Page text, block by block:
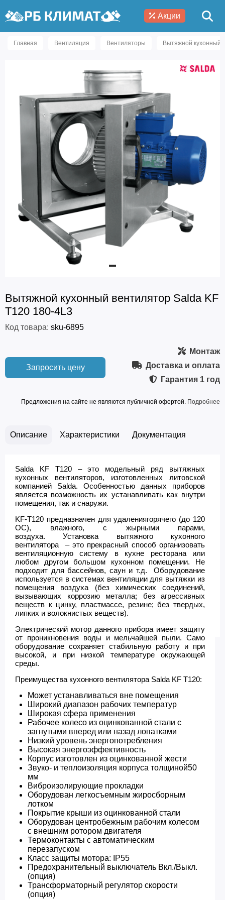
Акции
Главная Вентиляция Вентиляторы Вытяжной кухонный
Вытяжной кухонный вентилятор Salda KF
T120 180-4L3
Код товара: sku-6895
Запросить цену
Монтаж
Доставка и оплата
Гарантия 1 год
Предложения на сайте не являются публичной офертой. Подробнее
Описание Характеристики Документация
Salda KF T120 – это модельный ряд вытяжных
кухонных вентиляторов, изготовленных литовской
компанией Salda. Особенностью данных приборов
является возможность их устанавливать как внутри
помещения, так и снаружи.
KF-T120 предназначен для удалениягорячего (до 120
OC), влажного, с жырными парами,
воздуха. Установка вытяжного кухонного
вентилятора
– это прекрасный способ организовать
вентиляционную систему в кухне ресторана или
любом другом большом кухонном помещении. Не
подходит для бассейнов, саун и т.д. Оборудование
используется в системах вентиляции для вытяжки из
помещения воздуха (без химических соединений,
вызывающих коррозию металла; без агрессивных
веществ к цинку, пластмассе, резине; без твердых,
липких и волокнистых веществ).
Электрический мотор данного прибора имеет защиту
от проникновения воды и мельчайшей пыли. Само
оборудование сохраняет стабильную работу и при
высокой, и при низкой температуре окружающей
среды.
Преимущества кухонного вентилятора Salda KF T120:
Может устанавливаться вне помещения
Широкий диапазон рабочих температур
Широкая сфера применения
Рабочее колесо из оцинкованной стали с
загнутыми вперед или назад лопатками
Низкий уровень энергопотребления
Высокая энергоэффективность
Корпус изготовлен из оцинкованной жести
Звуко- и теплоизоляция корпуса толщиной50
мм
Виброизолирующие прокладки
Оборудован легкосъемным жиросборным
лотком
Покрытие крыши из оцинкованной стали
Оборудован центробежным рабочим колесом
с внешним ротором двигателя
Термоконтакты с автоматическим
перезапуском
Класс защиты мотора: IP55
Предохранительный выключатель Вкл./Выкл.
(опция)
Трансформаторный регулятор скорости
(опция)